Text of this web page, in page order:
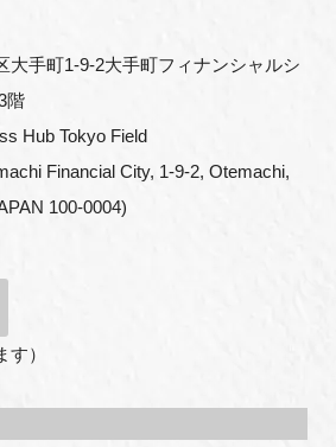
大手町1-9-2大手町フィナンシャルシ
階
Hub Tokyo Field
Financial City, 1-9-2, Otemachi,
100-0004)
す）